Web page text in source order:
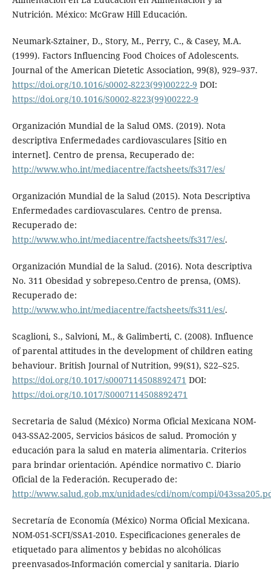
Nutrición. México: McGraw Hill Educación.
Neumark-Sztainer, D., Story, M., Perry, C., & Casey, M.A.
(1999). Factors Influencing Food Choices of Adolescents.
Journal of the American Dietetic Association, 99(8), 929–937.
https://doi.org/10.1016/s0002-8223(99)00222-9 DOI:
https://doi.org/10.1016/S0002-8223(99)00222-9
Organización Mundial de la Salud OMS. (2019). Nota
descriptiva Enfermedades cardiovasculares [Sitio en
internet]. Centro de prensa, Recuperado de:
http://www.who.int/mediacentre/factsheets/fs317/es/
Organización Mundial de la Salud (2015). Nota Descriptiva
Enfermedades cardiovasculares. Centro de prensa.
Recuperado de:
http://www.who.int/mediacentre/factsheets/fs317/es/.
Organización Mundial de la Salud. (2016). Nota descriptiva
No. 311 Obesidad y sobrepeso.Centro de prensa, (OMS).
Recuperado de:
http://www.who.int/mediacentre/factsheets/fs311/es/.
Scaglioni, S., Salvioni, M., & Galimberti, C. (2008). Influence
of parental attitudes in the development of children eating
behaviour. British Journal of Nutrition, 99(S1), S22–S25.
https://doi.org/10.1017/s0007114508892471 DOI:
https://doi.org/10.1017/S0007114508892471
Secretaria de Salud (México) Norma Oficial Mexicana NOM-
043-SSA2-2005, Servicios básicos de salud. Promoción y
educación para la salud en materia alimentaria. Criterios
para brindar orientación. Apéndice normativo C. Diario
Oficial de la Federación. Recuperado de:
http://www.salud.gob.mx/unidades/cdi/nom/compi/
Secretaría de Economía (México) Norma Oficial Mexicana.
NOM-051-SCFI/SSA1-2010. Especificaciones generales de
etiquetado para alimentos y bebidas no alcohólicas
preenvasados-Información comercial y sanitaria. Diario